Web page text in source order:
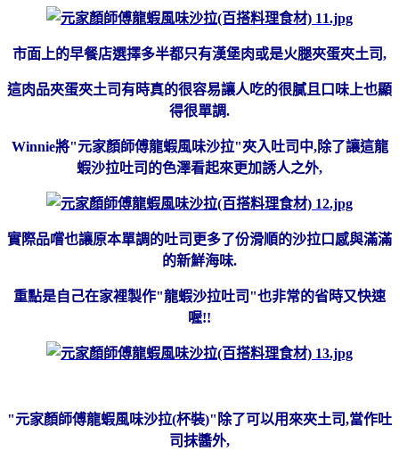
市面上的早餐店選擇多半都只有漢堡肉或是火腿夾蛋夾土司,
這肉品夾蛋夾土司有時真的很容易讓人吃的很膩且口味上也顯
得很單調.
Winnie將"元家顏師傅龍蝦風味沙拉"夾入吐司中,除了讓這龍
蝦沙拉吐司的色澤看起來更加誘人之外,
實際品嚐也讓原本單調的吐司更多了份滑順的沙拉口感與滿滿
的新鮮海味.
重點是自己在家裡製作"龍蝦沙拉吐司"也非常的省時又快速
喔!!
"元家顏師傅龍蝦風味沙拉(杯裝)"除了可以用來夾土司,當作吐
司抹醬外,